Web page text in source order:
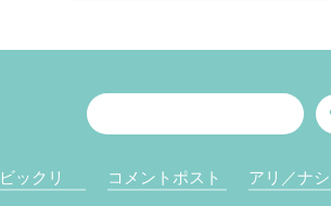
ビックリ コメントポスト アリ／ナシ